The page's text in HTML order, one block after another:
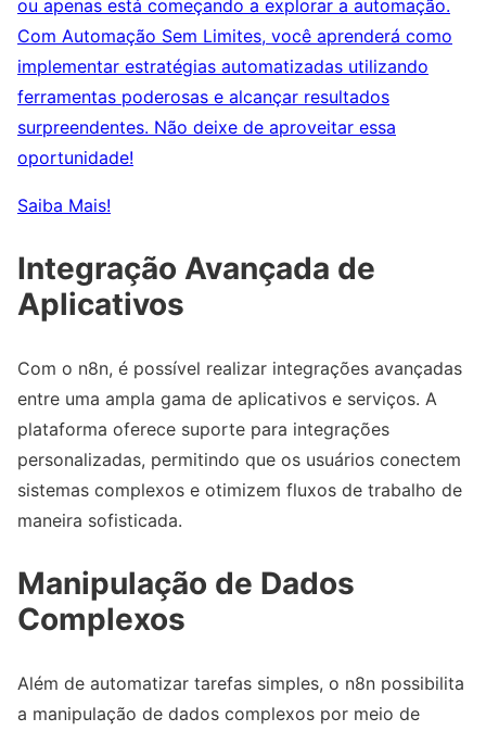
ou apenas está começando a explorar a automação.
Com Automação Sem Limites, você aprenderá como
implementar estratégias automatizadas utilizando
ferramentas poderosas e alcançar resultados
surpreendentes. Não deixe de aproveitar essa
oportunidade!
Saiba Mais!
Integração Avançada de
Aplicativos
Com o n8n, é possível realizar integrações avançadas
entre uma ampla gama de aplicativos e serviços. A
plataforma oferece suporte para integrações
personalizadas, permitindo que os usuários conectem
sistemas complexos e otimizem fluxos de trabalho de
maneira sofisticada.
Manipulação de Dados
Complexos
Além de automatizar tarefas simples, o n8n possibilita
a manipulação de dados complexos por meio de